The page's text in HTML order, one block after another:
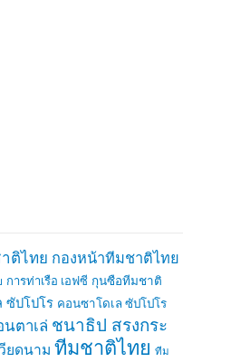
ติไทย กองหน้าทีมชาติไทย
การท่าเรือ เอฟซี กุนซือทีมชาติ
ซัปโปโร คอนซาโดเล ซัปโปโร
ตาเล่ ชนาธิป สรงกระ
ยดนาม ทีมชาติไทย ทีม